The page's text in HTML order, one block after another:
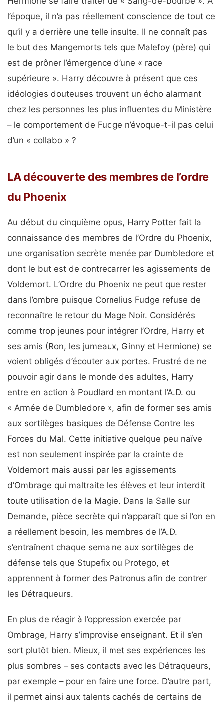
l’époque, il n’a pas réellement conscience de tout ce
qu’il y a derrière une telle insulte. Il ne connaît pas
le but des Mangemorts tels que Malefoy (père) qui
est de prôner l’émergence d’une « race
supérieure ». Harry découvre à présent que ces
idéologies douteuses trouvent un écho alarmant
chez les personnes les plus influentes du Ministère
– le comportement de Fudge n’évoque-t-il pas celui
d’un « collabo » ?
LA découverte des membres de l’ordre
du Phoenix
Au début du cinquième opus, Harry Potter fait la
connaissance des membres de l’Ordre du Phoenix,
une organisation secrète menée par Dumbledore et
dont le but est de contrecarrer les agissements de
Voldemort. L’Ordre du Phoenix ne peut que rester
dans l’ombre puisque Cornelius Fudge refuse de
reconnaître le retour du Mage Noir. Considérés
comme trop jeunes pour intégrer l’Ordre, Harry et
ses amis (Ron, les jumeaux, Ginny et Hermione) se
voient obligés d’écouter aux portes. Frustré de ne
pouvoir agir dans le monde des adultes, Harry
entre en action à Poudlard en montant l’A.D. ou
« Armée de Dumbledore », afin de former ses amis
aux sortilèges basiques de Défense Contre les
Forces du Mal. Cette initiative quelque peu naïve
est non seulement inspirée par la crainte de
Voldemort mais aussi par les agissements
d’Ombrage qui maltraite les élèves et leur interdit
toute utilisation de la Magie. Dans la Salle sur
Demande, pièce secrète qui n’apparaît que si l’on en
a réellement besoin, les membres de l’A.D.
s’entraînent chaque semaine aux sortilèges de
défense tels que Stupefix ou Protego, et
apprennent à former des Patronus afin de contrer
les Détraqueurs.
En plus de réagir à l’oppression exercée par
Ombrage, Harry s’improvise enseignant. Et il s’en
sort plutôt bien. Mieux, il met ses expériences les
plus sombres – ses contacts avec les Détraqueurs,
par exemple – pour en faire une force. D’autre part,
il permet ainsi aux talents cachés de certains de